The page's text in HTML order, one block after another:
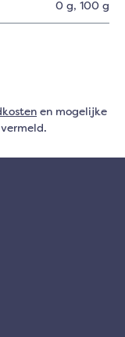
0 g, 100 g
en mogelijke